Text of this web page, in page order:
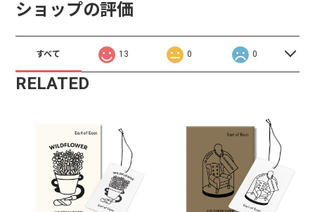
ショップの評価
すべて 13 0 0
RELATED